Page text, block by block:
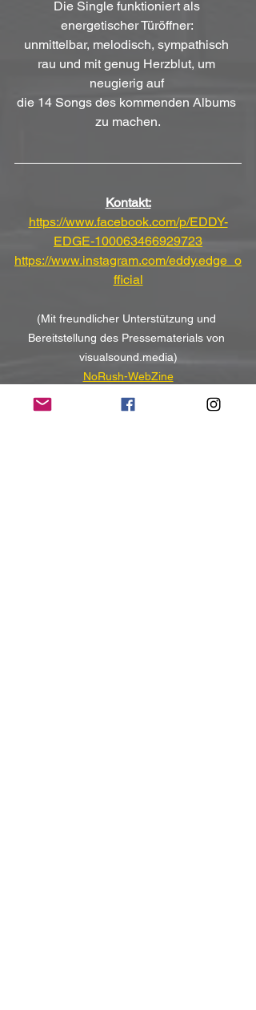
Die Single funktioniert als
energetischer Türöffner:
unmittelbar, melodisch, sympathisch
rau und mit genug Herzblut, um
neugierig auf
die 14 Songs des kommenden Albums
zu machen.
Kontakt:
https://www.facebook.com/p/EDDY-
EDGE-100063466929723
https://www.instagram.com/eddy.edge_o
fficial
(Mit freundlicher Unterstützung und
Bereitstellung des Pressematerials von
visualsound.media)
NoRush-WebZine